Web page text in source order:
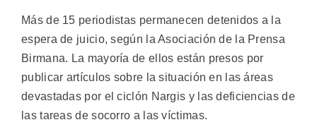
Más de 15 periodistas permanecen detenidos a la
espera de juicio, según la Asociación de la Prensa
Birmana. La mayoría de ellos están presos por
publicar artículos sobre la situación en las áreas
devastadas por el ciclón Nargis y las deficiencias de
las tareas de socorro a las víctimas.